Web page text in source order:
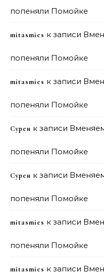
попеняли Помойке
mitasmies к записи
попеняли Помойке
mitasmies к записи
попеняли Помойке
Сурен к записи
попеняли Помойке
Сурен к записи
попеняли Помойке
mitasmies к записи
попеняли Помойке
mitasmies к записи